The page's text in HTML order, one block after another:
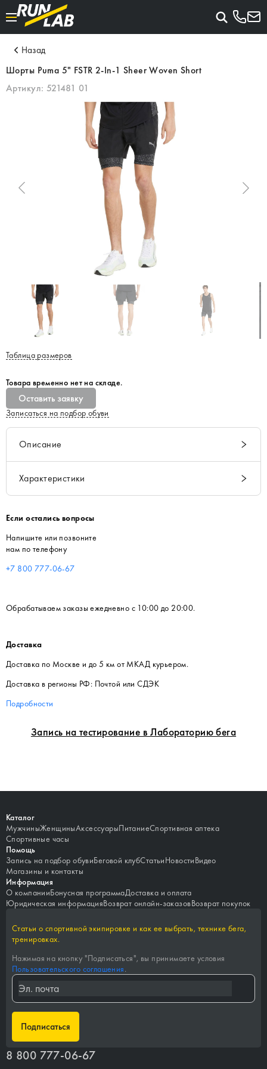
Назад
Шорты Puma 5" FSTR 2-In-1 Sheer Woven Short
Артикул: 521481 01
Запись на тестирование в Лабораторию бега
Таблица размеров
Товара временно нет на складе.
Оставить заявку
Записаться на подбор обуви
Описание
Характеристики
Если остались вопросы
Напишите или позвоните
нам по телефону
+7 800 777-06-67
Обрабатываем заказы ежедневно с 10:00 до 20:00.
Доставка
Доставка по Москве и до 5 км от МКАД курьером.
Доставка в регионы РФ: Почтой или СДЭК
Подробности
Каталог
МужчиныЖенщиныАксессуарыПитаниеСпортивная аптека
Спортивные часы
Помощь
Запись на подбор обувиБеговой клубСтатьиНовостиВидео
Магазины и контакты
Информация
О компанииБонусная программаДоставка и оплата
Юридическая информацияВозврат онлайн-заказовВозврат покупок
Статьи о спортивной экипировке и как ее выбрать, технике бега,
тренировках.
Нажимая на кнопку "Подписаться", вы принимаете условия
Пользовательского соглашения.
Подписаться
8 800 777-06-67